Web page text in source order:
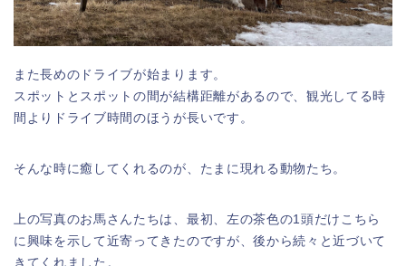
また長めのドライブが始まります。
スポットとスポットの間が結構距離があるので、観光してる時
間よりドライブ時間のほうが長いです。
そんな時に癒してくれるのが、たまに現れる動物たち。
上の写真のお馬さんたちは、最初、左の茶色の1頭だけこちら
に興味を示して近寄ってきたのですが、後から続々と近づいて
きてくれました。